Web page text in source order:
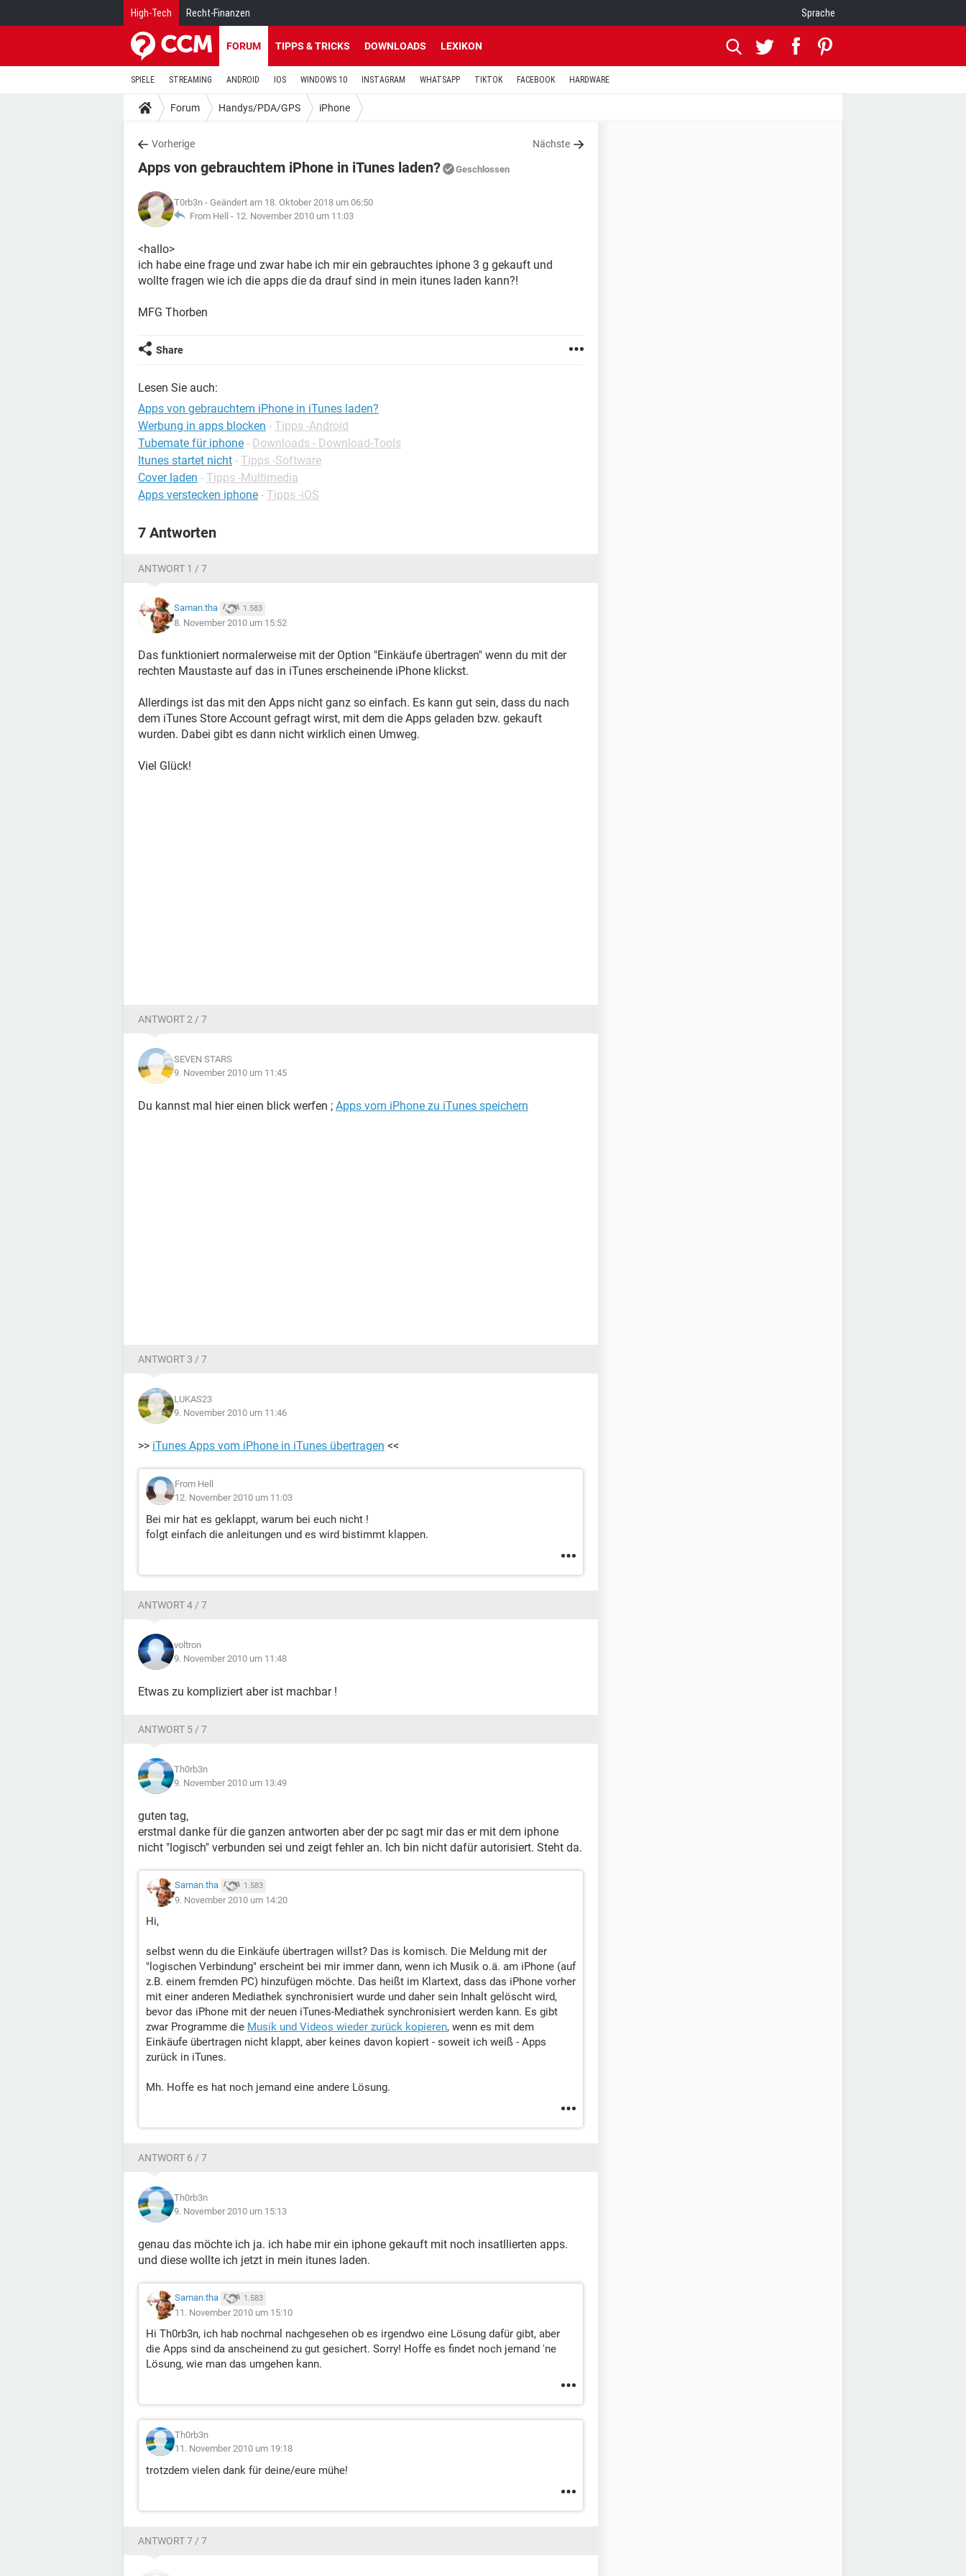
High-Tech Recht-Finanzen Sprache
FORUM TIPPS & TRICKS DOWNLOADS LEXIKON
SPIELE STREAMING ANDROID IOS WINDOWS 10 INSTAGRAM WHATSAPP TIKTOK FACEBOOK HARDWARE
Forum Handys/PDA/GPS iPhone
Vorherige Nächste
Apps von gebrauchtem iPhone in iTunes laden? Geschlossen
T0rb3n - Geändert am 18. Oktober 2018 um 06:50
From Hell - 12. November 2010 um 11:03
<hallo>
ich habe eine frage und zwar habe ich mir ein gebrauchtes iphone 3 g gekauft und
wollte fragen wie ich die apps die da drauf sind in mein itunes laden kann?!
MFG Thorben
Share
Lesen Sie auch:
Apps von gebrauchtem iPhone in iTunes laden?
Werbung in apps blocken - Tipps -Android
Tubemate für iphone - Downloads - Download-Tools
Itunes startet nicht - Tipps -Software
Cover laden - Tipps -Multimedia
Apps verstecken iphone - Tipps -iOS
7 Antworten
ANTWORT 1 / 7
Saman.tha 1.583
8. November 2010 um 15:52
Das funktioniert normalerweise mit der Option "Einkäufe übertragen" wenn du mit der
rechten Maustaste auf das in iTunes erscheinende iPhone klickst.
Allerdings ist das mit den Apps nicht ganz so einfach. Es kann gut sein, dass du nach
dem iTunes Store Account gefragt wirst, mit dem die Apps geladen bzw. gekauft
wurden. Dabei gibt es dann nicht wirklich einen Umweg.
Viel Glück!
ANTWORT 2 / 7
SEVEN STARS
9. November 2010 um 11:45
Du kannst mal hier einen blick werfen ; Apps vom iPhone zu iTunes speichern
ANTWORT 3 / 7
LUKAS23
9. November 2010 um 11:46
>> iTunes Apps vom iPhone in iTunes übertragen <<
From Hell
12. November 2010 um 11:03
Bei mir hat es geklappt, warum bei euch nicht !
folgt einfach die anleitungen und es wird bistimmt klappen.
ANTWORT 4 / 7
voltron
9. November 2010 um 11:48
Etwas zu kompliziert aber ist machbar !
ANTWORT 5 / 7
Th0rb3n
9. November 2010 um 13:49
guten tag,
erstmal danke für die ganzen antworten aber der pc sagt mir das er mit dem iphone
nicht "logisch" verbunden sei und zeigt fehler an. Ich bin nicht dafür autorisiert. Steht da.
Saman.tha 1.583
9. November 2010 um 14:20
Hi,
selbst wenn du die Einkäufe übertragen willst? Das is komisch. Die Meldung mit der
"logischen Verbindung" erscheint bei mir immer dann, wenn ich Musik o.ä. am iPhone (auf
z.B. einem fremden PC) hinzufügen möchte. Das heißt im Klartext, dass das iPhone vorher
mit einer anderen Mediathek synchronisiert wurde und daher sein Inhalt gelöscht wird,
bevor das iPhone mit der neuen iTunes-Mediathek synchronisiert werden kann. Es gibt
zwar Programme die Musik und Videos wieder zurück kopieren, wenn es mit dem
Einkäufe übertragen nicht klappt, aber keines davon kopiert - soweit ich weiß - Apps
zurück in iTunes.
Mh. Hoffe es hat noch jemand eine andere Lösung.
ANTWORT 6 / 7
Th0rb3n
9. November 2010 um 15:13
genau das möchte ich ja. ich habe mir ein iphone gekauft mit noch insatllierten apps.
und diese wollte ich jetzt in mein itunes laden.
Saman.tha 1.583
11. November 2010 um 15:10
Hi Th0rb3n, ich hab nochmal nachgesehen ob es irgendwo eine Lösung dafür gibt, aber
die Apps sind da anscheinend zu gut gesichert. Sorry! Hoffe es findet noch jemand 'ne
Lösung, wie man das umgehen kann.
Th0rb3n
11. November 2010 um 19:18
trotzdem vielen dank für deine/eure mühe!
ANTWORT 7 / 7